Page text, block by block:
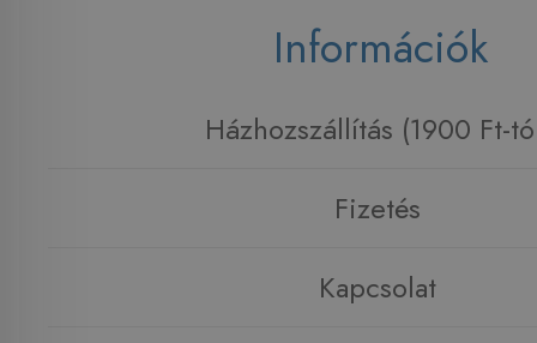
Információk
Házhozszállítás (1900 Ft-
Fizetés
Kapcsolat